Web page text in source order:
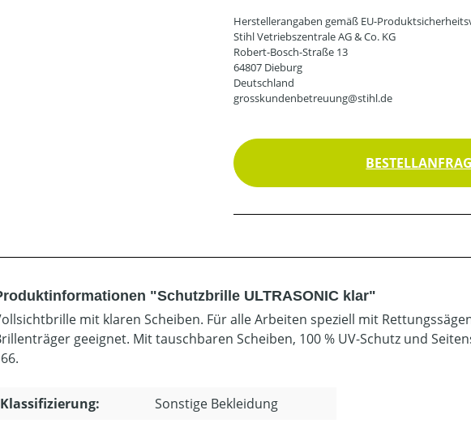
Herstellerangaben gemäß EU-
Stihl Vetriebszentrale AG & Co. KG
Robert-Bosch-Straße 13
64807 Dieburg
Deutschland
grosskundenbetreuung@stihl.de
"Schutzbrille ULTRASONIC klar"
mit klaren Scheiben. Für alle Arbeiten speziell mit
geeignet. Mit tauschbaren Scheiben, 100 % UV-Schutz und
Klassifizierung: Sonstige Bekleidung